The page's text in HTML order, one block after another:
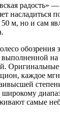
радость» —
насладиться
м, но и сам
обозрения
выполненной на
каждое
самые